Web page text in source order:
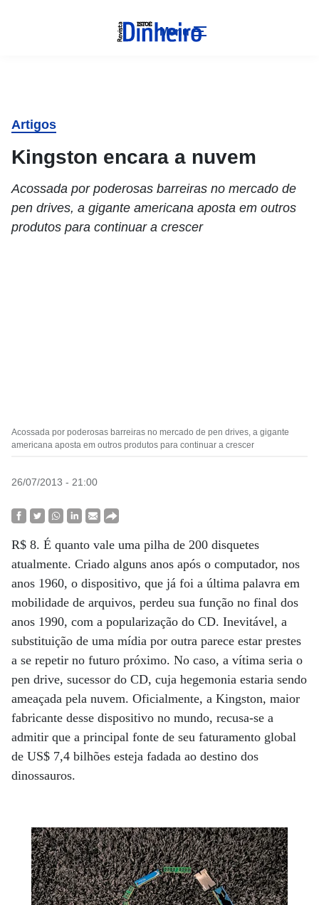
Menu
Artigos
Kingston encara a nuvem
Acossada por poderosas barreiras no mercado de
pen drives, a gigante americana aposta em outros
produtos para continuar a crescer
Acossada por poderosas barreiras no mercado de pen drives, a gigante
americana aposta em outros produtos para continuar a crescer
26/07/2013 - 21:00
R$ 8. É quanto vale uma pilha de 200 disquetes
atualmente. Criado alguns anos após o computador, nos
anos 1960, o dispositivo, que já foi a última palavra em
mobilidade de arquivos, perdeu sua função no final dos
anos 1990, com a popularização do CD. Inevitável, a
substituição de uma mídia por outra parece estar prestes
a se repetir no futuro próximo. No caso, a vítima seria o
pen drive, sucessor do CD, cuja hegemonia estaria sendo
ameaçada pela nuvem. Oficialmente, a Kingston, maior
fabricante desse dispositivo no mundo, recusa-se a
admitir que a principal fonte de seu faturamento global
de US$ 7,4 bilhões esteja fadada ao destino dos
dinossauros.